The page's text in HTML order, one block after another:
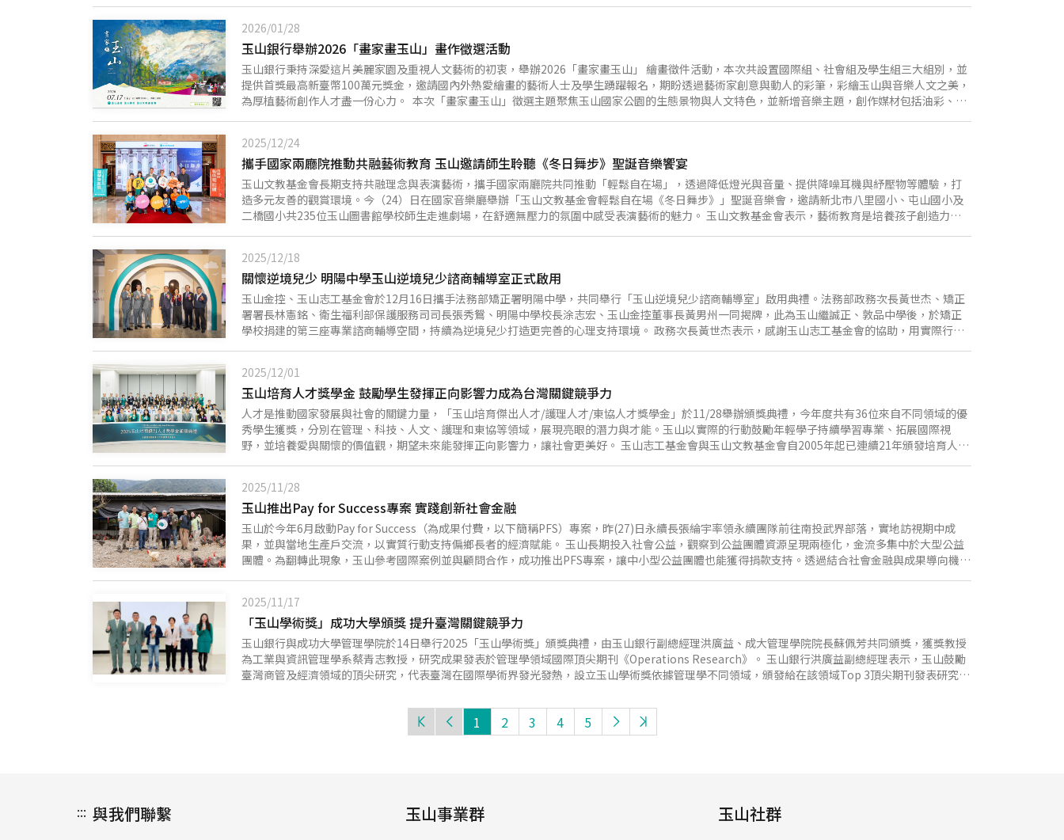
持愛心公益活動，透過官網、FB粉專等數位平台，號召許多民眾投入捐血行列，同時由六師公會、玉山銀行及玉山證券員工在捐血點擔任志工，協助
民眾填寫資料、核對資訊及現場引導等工作，讓醫護人員能更專注於捐血作業。 啟動儀式當天，六師公會理事長或主要代表與玉山銀行總經理林隆政
共同出席，總經理林隆政表示，六師公會與玉山長期攜手、共同投入，透過彼此資源的整合擴大影響力，匯集更多人的熱血和愛心，在緊急時刻發揮
關鍵力量，特別是即將進入長達九天的春節連假，更需提早調節與準備血液庫存的安全存量，確保國人醫療所需，幫助更多有需要的人。 玉山金控實
踐永續共好理念，落實公司治理、環境永續並投入各項社會公益與關懷活動，除連續27年舉辦愛心捐血活動外，也持續關懷偏鄉及弱勢，包括育幼院
2026/01/28
玉山銀行舉辦2026「畫家畫玉山」畫作徵選活動
玉山銀行秉持深愛這片美麗家園及重視人文藝術的初衷，舉辦2026「畫家畫玉山」 繪畫徵件活動，本次共設置國際組、社會組及學生組三大組別，並
提供首獎最高新臺幣100萬元獎金，邀請國內外熱愛繪畫的藝術人士及學生踴躍報名，期盼透過藝術家創意與動人的彩筆，彩繪玉山與音樂人文之美，
為厚植藝術創作人才盡一份心力。 本次「畫家畫玉山」徵選主題聚焦玉山國家公園的生態景物與人文特色，並新增音樂主題，創作媒材包括油彩、壓
人士則可參加「國際組」。玉山期盼匯聚來自世界各地具潛力的藝術人才，以創新多元的視角，融合自然永續與音樂元素彩繪玉山，表現具生命力的
玉山之美。 本次徵選各組將分別錄取首獎1名、特選1～3名、優選1～5名，頒發獎金、獎狀及得獎作品專輯，社會組總獎金最高新臺幣350萬元，學生
組總獎金最高新臺幣140萬元，國際組總獎金最高美元13萬元。詳細資訊請見『畫家畫玉山』活動官網：
https://www.esunbank.com.tw/event/drawesun/esunbank.html。 「畫家畫玉山」系列活動自2012年首辦以來，已成功舉辦三屆並受到熱愛藝術
人士與各界的熱烈響應，迄今累計超過5,000件作品參賽，並於2022年首設國際組，吸引來自72個國家的海外藝術家踴躍參與。透過藝術家的畫筆，
2025/12/24
攜手國家兩廳院推動共融藝術教育 玉山邀請師生聆聽《冬日舞步》聖誕音樂饗宴
玉山文教基金會長期支持共融理念與表演藝術，攜手國家兩廳院共同推動「輕鬆自在場」，透過降低燈光與音量、提供降噪耳機與紓壓物等體驗，打
造多元友善的觀賞環境。今（24）日在國家音樂廳舉辦「玉山文教基金會輕鬆自在場《冬日舞步》」聖誕音樂會，邀請新北市八里國小、屯山國小及
二橋國小共235位玉山圖書館學校師生走進劇場，在舒適無壓力的氛圍中感受表演藝術的魅力。 玉山文教基金會表示，藝術教育是培養孩子創造力與
子的第一段劇場記憶。國家兩廳院藝術總監劉怡汝也開心的提到，輕鬆自在場的核心在於「共融與尊重」，特別感謝玉山文教基金會長期以來的投入
與支持，讓藝術不僅留在舞台，更走進孩子與社會的生活日常。 本次演出節目《冬日舞步》以冬季、聖誕與舞蹈為主題，由管風琴、鋼琴與打擊樂合
奏多首風格多元的經典曲目，包括柴可夫斯基《睡美人圓舞曲》、神秘的《糖梅仙子之舞》、熱情的《俄羅斯舞曲》，以及德布西《小組曲》中輕快
的《芭蕾舞曲》，並帶來蕭士塔高維奇《第二號圓舞曲》的濃厚俄式爵士風情。音樂會最後以《聖善夜》、《以馬內利懇求降臨》、《普世歡騰》等
經典聖誕樂曲，為年末獻上平安與祝福，引領孩子在音樂旅程中感受共融與關懷。 自2015年起，玉山透過實際行動與國家兩廳院連續11年攜手推動共
2025/12/18
關懷逆境兒少 明陽中學玉山逆境兒少諮商輔導室正式啟用
玉山金控、玉山志工基金會於12月16日攜手法務部矯正署明陽中學，共同舉行「玉山逆境兒少諮商輔導室」啟用典禮。法務部政務次長黃世杰、矯正
署署長林憲銘、衛生福利部保護服務司司長張秀鴛、明陽中學校長涂志宏、玉山金控董事長黃男州一同揭牌，此為玉山繼誠正、敦品中學後，於矯正
學校捐建的第三座專業諮商輔導空間，持續為逆境兒少打造更完善的心理支持環境。 政務次長黃世杰表示，感謝玉山志工基金會的協助，用實際行動
團隊，讓學生能夠在安全、安心的空間，逐步建構穩定的內在力量。 玉山金控董事長黃男州分享，教育是改變社會最關鍵的力量，孩子成長過程可能
因一時迷惘或環境因素而偏離正軌，如同逆境中的一顆種子，需要突破堅硬的土壤，才能成長茁壯。矯正體系的教育工作極為艱辛且重要，老師們不
僅要傳授知識，更肩負著心理輔導與陪伴的使命，玉山希望透過資源的投入，成為逆境兒少、師長更堅實的後盾。 全新的諮商輔導室以大地色系打造
放鬆自在的氛圍，透過玩偶、抱枕、掛畫、植栽等布置，營造溫馨且具隱密性的多功能會談空間，並結合明陽中學師生的巧思，為每間各具特色的會
談空間命名，展現教育與關懷的深度連結。 為培養學生正確價值觀並關懷青少年的成長，玉山自2021年起開始投入「反毒教育及兒少關懷」，從前端
2025/12/01
玉山培育人才獎學金 鼓勵學生發揮正向影響力成為台灣關鍵競爭力
人才是推動國家發展與社會的關鍵力量，「玉山培育傑出人才/護理人才/東協人才獎學金」於11/28舉辦頒獎典禮，今年度共有36位來自不同領域的優
秀學生獲獎，分別在管理、科技、人文、護理和東協等領域，展現亮眼的潛力與才能。玉山以實際的行動鼓勵年輕學子持續學習專業、拓展國際視
野，並培養愛與關懷的價值觀，期望未來能發揮正向影響力，讓社會更美好。 玉山志工基金會與玉山文教基金會自2005年起已連續21年頒發培育人才
堅持對未來護理與健康照護工作的熱誠與初心，成為守護民眾健康的堅實力量。 為響應政府新南向政策推動及擴大與東協人才交流，玉山持續培養國
際跨境人才，設立玉山「培育東協人才獎學金」，鼓勵柬埔寨、緬甸、越南、泰國與馬來西亞等國家優秀學生來台就讀研究所，透過來台學習提升專
業並建立對台灣的認識與產學關係。今年共有9位東南亞國家學生獲獎，分別於商業經濟、財務金融、資訊工程、智慧科學相關研究所就讀。除了提供
獎學金，更積極推動海外據點與東協地區優質大學合作，深化台灣與東協國家在金融人才上的交流，進一步促進產業與學術的共同成長。 玉山將秉持
實踐為社會培育造就一流的傑出人才理念，打造支持多元人才成長的優質環境，積極培育具備專業能力與國際視野的未來希望。期待這些得獎的學子
2025/11/28
玉山推出Pay for Success專案 實踐創新社會金融
玉山於今年6月啟動Pay for Success（為成果付費，以下簡稱PFS）專案，昨(27)日永續長張綸宇率領永續團隊前往南投武界部落，實地訪視期中成
果，並與當地生產戶交流，以實質行動支持偏鄉長者的經濟賦能。 玉山長期投入社會公益，觀察到公益團體資源呈現兩極化，金流多集中於大型公益
團體。為翻轉此現象，玉山參考國際案例並與顧問合作，成功推出PFS專案，讓中小型公益團體也能獲得捐款支持。透過結合社會金融與成果導向機
識、搭建微型養雞場及導入數位化輔助設備等，以低門檻與輕量的工作負擔，結合米其林餐廳、私廚主廚料理的雞肉產品，成功增加經濟收入並改善
生活品質。 在本次專案中，玉山銀行透過前期優惠貸款，支持具備系統性翻轉偏鄉發展困境的社會企業，推動賦能工作，並約定達成社會影響力目標
後進行公益捐款，為偏鄉發展尋找解決方案。專案設定的績效指標包含在弱勢地區建立20個生產家戶、建設30個數位生產設備及合作生產家戶穩定達
成每月淨收入目標。目前已成功建立4個生產家戶、建設10套輔助設備並達成初期淨收入標準。訪查過程中，參與生產的居民均表示透過自身投入生產
並提升經濟收入，有效改善原本的生活品質。後續將持續追蹤指標達成情形，基金會將依據實際達成的比例，進行相應的捐款。 玉山金控永續長張綸
宇表示：「傳統公益服務效益難以量化，捐款資金投入與社會成果間缺乏連結，透過PFS模式，不僅確保公益資金產生最大化社會回饋，更將金融資本
會金融方案，並透過嚴謹的「影響力評估」，落實每一分捐款的社會價值，陪伴臺灣偏鄉社群共創永續未來。
2025/11/17
「玉山學術獎」成功大學頒獎 提升臺灣關鍵競爭力
玉山銀行與成功大學管理學院於14日舉行2025「玉山學術獎」頒獎典禮，由玉山銀行副總經理洪廣益、成大管理學院院長蘇佩芳共同頒獎，獲獎教授
為工業與資訊管理學系蔡青志教授，研究成果發表於管理學領域國際頂尖期刊《Operations Research》。 玉山銀行洪廣益副總經理表示，玉山鼓勵
臺灣商管及經濟領域的頂尖研究，代表臺灣在國際學術界發光發熱，設立玉山學術獎依據管理學不同領域，頒發給在該領域Top 3頂尖期刊發表研究論
校友，在金控各子公司、國內外各單位都有相當優秀的表現，相信在學校的努力以及玉山學術獎的帶動下，可以打造研究與教學的正向循環，提升臺
灣商管領域的競爭力，為國家培育更多傑出人才。 成大管理學院蘇佩芳院長提到，當社會願意為知識的價值投注資源時，則有機會為未來開啟無限的
可能。玉山學術獎展現企業對高等教育與學術的支持與肯定，為一股推動知識與創新前進的重要力量。作為綜合大學的一員，成功大學管理學院不僅
(Indifference Zone, IZ)及IZ-free程序中，PICS與首階段樣本數的精確關係，揭露現有方法因為忽略首階段樣本數的效應而過度保守，進一步設計具
1 2 3 4 5
::: 與我們聯繫 玉山事業群 玉山社群